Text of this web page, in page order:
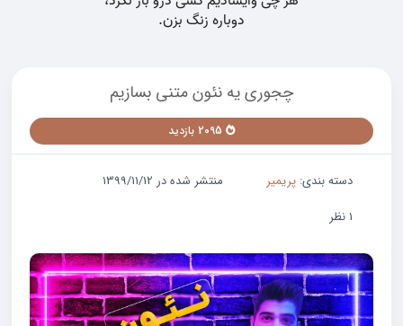
چجوری یه نئون متنی بسازیم
دسته بندی: پریمیر
منتشر شده در 1399/11/12
1 نظر